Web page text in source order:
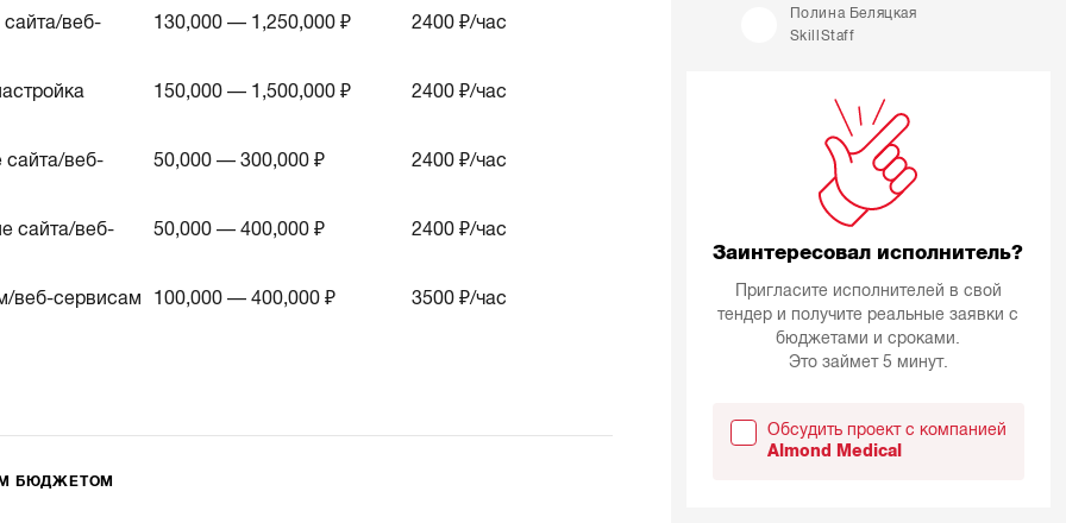
веб-
130,000 — 1,250,000 ₽ 2400 ₽/час
150,000 — 1,500,000 ₽ 2400 ₽/час
сайта/веб- 50,000 — 300,000 ₽ 2400 ₽/час
сайта/веб- 50,000 — 400,000 ₽ 2400 ₽/час
веб-сервисам 100,000 — 400,000 ₽ 3500 ₽/час
БЮДЖЕТОМ
Полина Беляцкая
SkillStaff
Заинтересовал исполнитель?
Пригласите исполнителей в свой
тендер и получите реальные заявки с
бюджетами и сроками.
Это займет 5 минут.
Обсудить проект с компанией
Almond Medical